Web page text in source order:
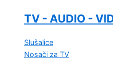
TV - AUDIO -
Slušalice
Nosači za TV